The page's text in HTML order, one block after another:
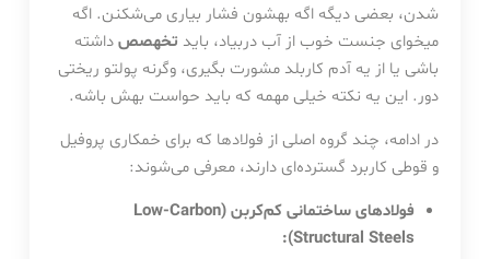
شدن، بعضی دیگه اگه بهشون فشار بیاری می‌شکنن. اگه
میخوای جنست خوب از آب دربیاد، باید تخهصصداشته
باشی یا از یه آدم کاربلد مشورت بگیری، وگرنه پولتو ریختی
دور. این یه نکته خیلی مهمه که باید حواست بهش باشه.
در ادامه، چند گروه اصلی از فولادها که برای خمکاری پروفیل
و قوطی کاربرد گسترده‌ای دارند، معرفی می‌شوند:
فولادهای ساختمانی کم‌کربن (Low-Carbon
Structural Steels):